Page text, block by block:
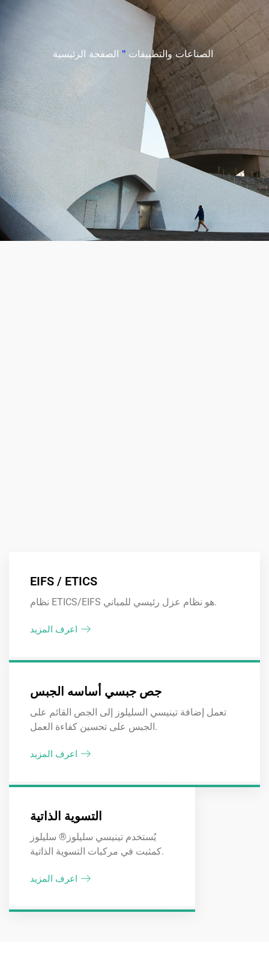
الصفحة الرئيسية " الصناعات والتطبيقات
EIFS / ETICS
نظام ETICS/EIFS هو نظام عزل رئيسي للمباني.
اعرف المزيد
جص جبسي أساسه الجبس
تعمل إضافة تينيسي السليلوز إلى الجص القائم على
الجبس على تحسين كفاءة العمل.
اعرف المزيد
التسوية الذاتية
يُستخدم تينيسي سليلوز® سليلوز
كمثبت في مركبات التسوية الذاتية.
اعرف المزيد